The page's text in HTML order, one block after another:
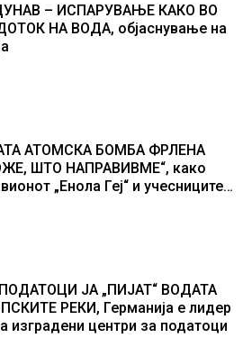
– ИСПАРУВАЊЕ КАКО ВО
НА ВОДА, објаснување на
АТОМСКА БОМБА ФРЛЕНА
ШТО НАПРАВИВМЕ“, како
„Енола Геј“ и учесниците
ЈА „ПИЈАТ“ ВОДАТА
РЕКИ, Германија е лидер
изградени центри за податоци